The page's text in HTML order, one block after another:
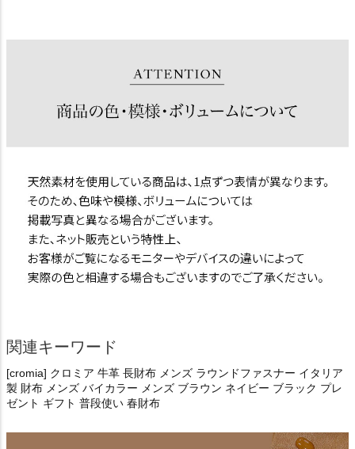
関連キーワード
[cromia] クロミア 牛革 長財布 メンズ ラウンドファスナー イタリア
製 財布 メンズ バイカラー メンズ ブラウン ネイビー ブラック プレ
ゼント ギフト 普段使い 春財布